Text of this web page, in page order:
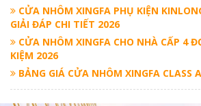
CỬA NHÔM XINGFA PHỤ KIỆN
GIẢI ĐÁP CHI TIẾT 2026
CỬA NHÔM XINGFA CHO NHÀ CẤP 4
KIỆM 2026
BẢNG GIÁ CỬA NHÔM XINGFA CLASS